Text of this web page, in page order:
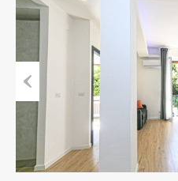
Previous